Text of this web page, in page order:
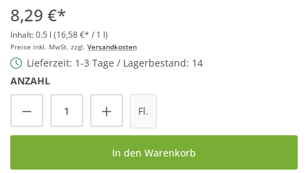
Durchschnittliche Bewertung von 4.8 von 5 Sternen
8,29 €*
Inhalt:0.5 l (16,58 €* / 1 l)
Preise inkl. MwSt. zzgl. Versandkosten
Lieferzeit: 1-3 Tage / Lagerbestand: 14
ANZAHL
Produkt Anzahl: Gib den gewünschten
Fl.
In den Warenkorb